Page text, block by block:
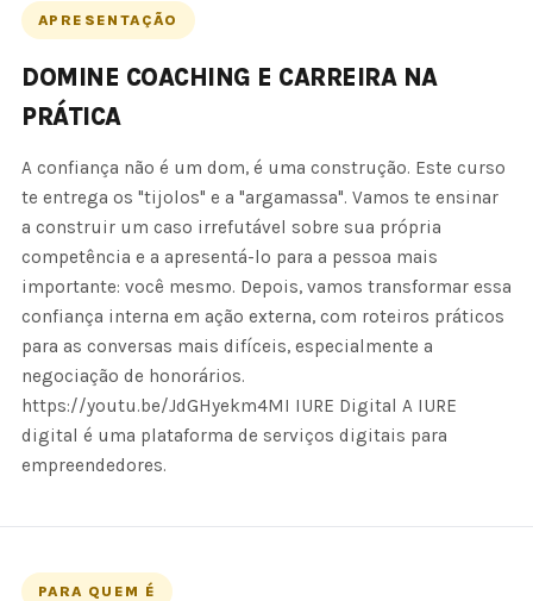
APRESENTAÇÃO
DOMINE COACHING E CARREIRA NA
PRÁTICA
A confiança não é um dom, é uma construção. Este curso
te entrega os "tijolos" e a "argamassa". Vamos te ensinar
a construir um caso irrefutável sobre sua própria
competência e a apresentá-lo para a pessoa mais
importante: você mesmo. Depois, vamos transformar essa
confiança interna em ação externa, com roteiros práticos
para as conversas mais difíceis, especialmente a
negociação de honorários.
https://youtu.be/JdGHyekm4MI IURE Digital A IURE
digital é uma plataforma de serviços digitais para
empreendedores.
PARA QUEM É